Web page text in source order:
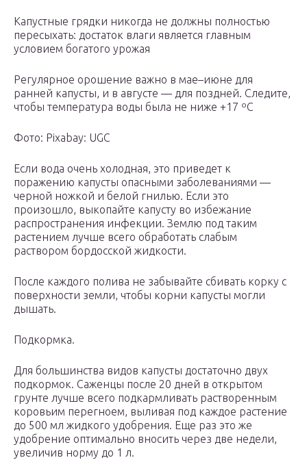
Капустные грядки никогда не должны полностью
пересыхать: достаток влаги является главным
условием богатого урожая
Регулярное орошение важно в мае–июне для
ранней капусты, и в августе — для поздней. Следите,
чтобы температура воды была не ниже +17 ºС
Фото: Pixabay: UGC
Если вода очень холодная, это приведет к
поражению капусты опасными заболеваниями —
черной ножкой и белой гнилью. Если это
произошло, выкопайте капусту во избежание
распространения инфекции. Землю под таким
растением лучше всего обработать слабым
раствором бордосской жидкости.
После каждого полива не забывайте сбивать корку с
поверхности земли, чтобы корни капусты могли
дышать.
Подкормка.
Для большинства видов капусты достаточно двух
подкормок. Саженцы после 20 дней в открытом
грунте лучше всего подкармливать растворенным
коровьим перегноем, выливая под каждое растение
до 500 мл жидкого удобрения. Еще раз это же
удобрение оптимально вносить через две недели,
увеличив норму до 1 л.